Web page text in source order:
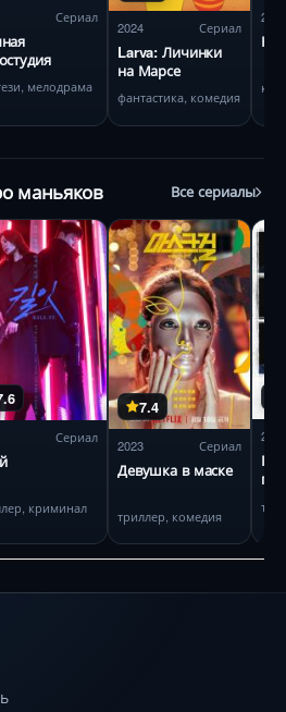
Сериал
мелодрама
2024 Сериал
Larva: Личинки
на Марсе
фантастика, комедия
2024
маньяков Все сериалы
Сериал
криминал
7.4
2023 Сериал
Девушка в маске
триллер, комедия
2023